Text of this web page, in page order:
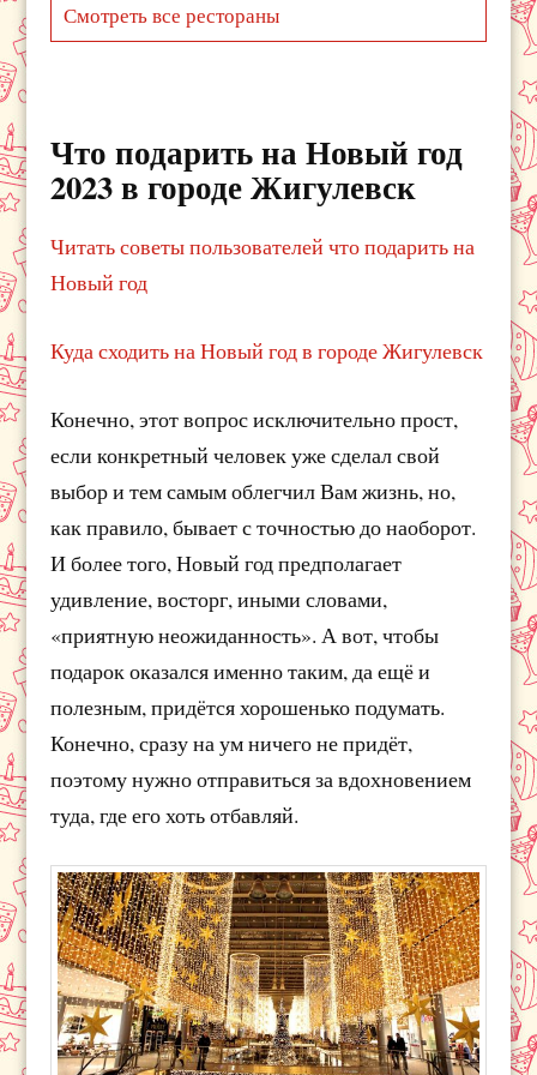
Смотреть все рестораны
Что подарить на Новый год
2023 в городе Жигулевск
Читать советы пользователей что подарить на
Новый год
Куда сходить на Новый год в городе Жигулевск
Конечно, этот вопрос исключительно прост,
если конкретный человек уже сделал свой
выбор и тем самым облегчил Вам жизнь, но,
как правило, бывает с точностью до наоборот.
И более того, Новый год предполагает
удивление, восторг, иными словами,
«приятную неожиданность». А вот, чтобы
подарок оказался именно таким, да ещё и
полезным, придётся хорошенько подумать.
Конечно, сразу на ум ничего не придёт,
поэтому нужно отправиться за вдохновением
туда, где его хоть отбавляй.